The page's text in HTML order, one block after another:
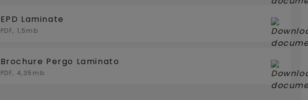
EPD Laminate
PDF, 1,5mb
Brochure Pergo Laminato
PDF, 4,35mb